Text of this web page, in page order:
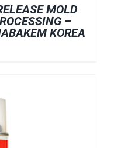
MOLD
–
KOREA